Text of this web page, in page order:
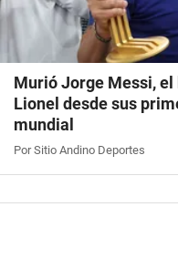
Murió Jorge Messi, el
Lionel desde sus
mundial
Por Sitio Andino Deportes